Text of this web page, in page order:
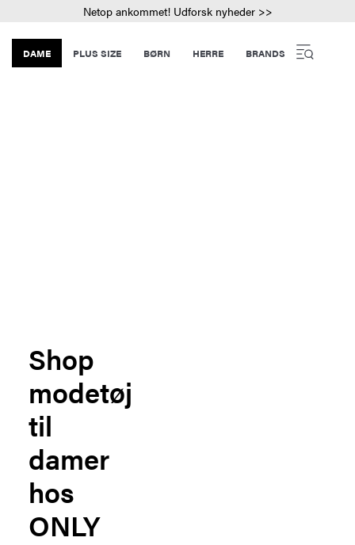
Netop ankommet! Udforsk nyheder >>
DAME PLUS SIZE BØRN HERRE BRANDS
Shop
modetøj
til
damer
hos
ONLY